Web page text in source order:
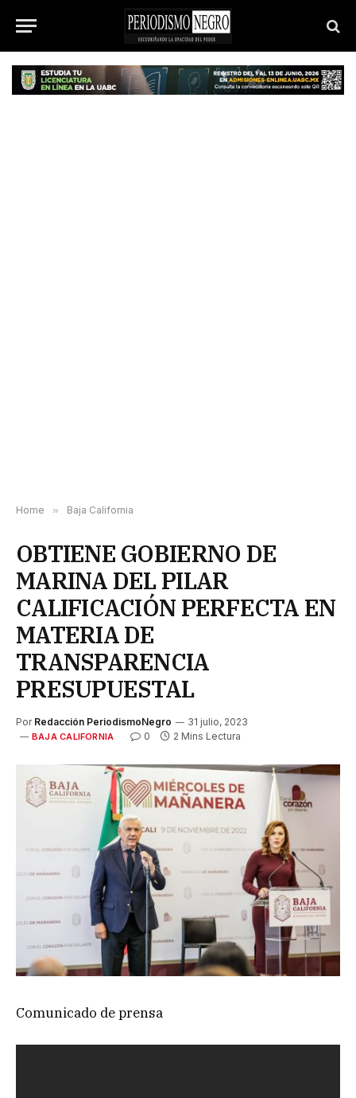
Home » Baja California
OBTIENE GOBIERNO DE
MARINA DEL PILAR
CALIFICACIÓN PERFECTA EN
MATERIA DE
TRANSPARENCIA
PRESUPUESTAL
Por Redacción PeriodismoNegro 31 julio, 2023
BAJA CALIFORNIA 0 2 Mins Lectura
Comunicado de prensa